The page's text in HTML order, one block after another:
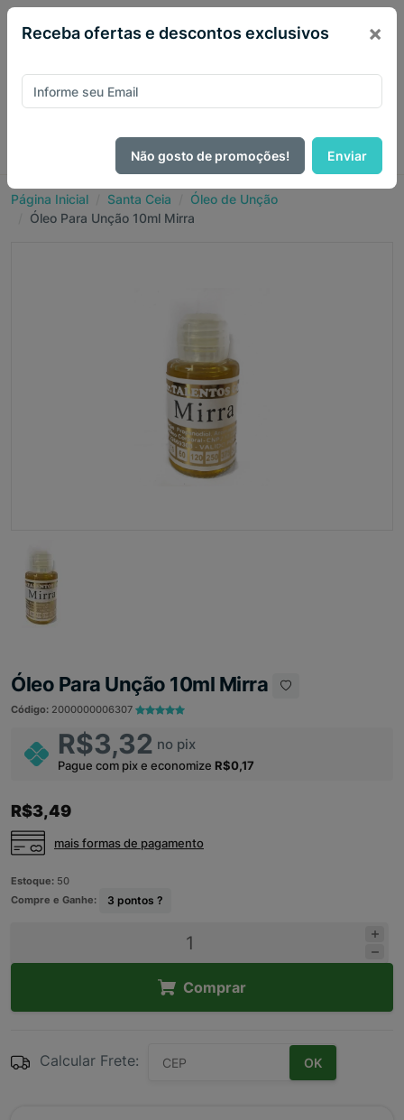
Página Inicial Santa Ceia
Óleo de Unção
Óleo Para Unção 10ml Mirra
Óleo Para Unção 10ml Mirra
Código: 2000000006307
R$3,32 no pix
Pague com pix e economize R$0,17
R$3,49
mais formas de pagamento
Estoque: 50
Compre e Ganhe:
3 pontos ?
Comprar
Calcular Frete: OK
Receba ofertas e descontos exclusivos ×
Não gosto de promoções! Enviar